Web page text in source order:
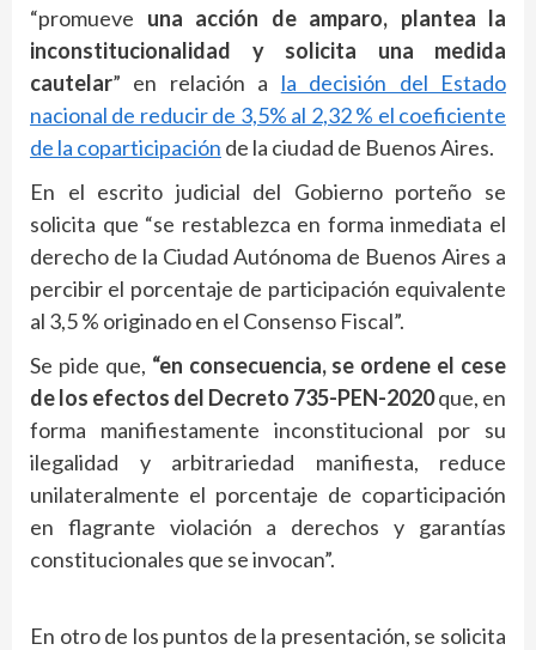
“promueve una acción de amparo, plantea la
inconstitucionalidad y solicita una medida
cautelar” en relación a la decisión del Estado
nacional de reducir de 3,5% al 2,32 % el coeficiente
de la coparticipación de la ciudad de Buenos Aires.
En el escrito judicial del Gobierno porteño se
solicita que “se restablezca en forma inmediata el
derecho de la Ciudad Autónoma de Buenos Aires a
percibir el porcentaje de participación equivalente
al 3,5 % originado en el Consenso Fiscal”.
Se pide que, “en consecuencia, se ordene el cese
de los efectos del Decreto 735-PEN-2020que, en
forma manifiestamente inconstitucional por su
ilegalidad y arbitrariedad manifiesta, reduce
unilateralmente el porcentaje de coparticipación
en flagrante violación a derechos y garantías
constitucionales que se invocan”.
En otro de los puntos de la presentación, se solicita